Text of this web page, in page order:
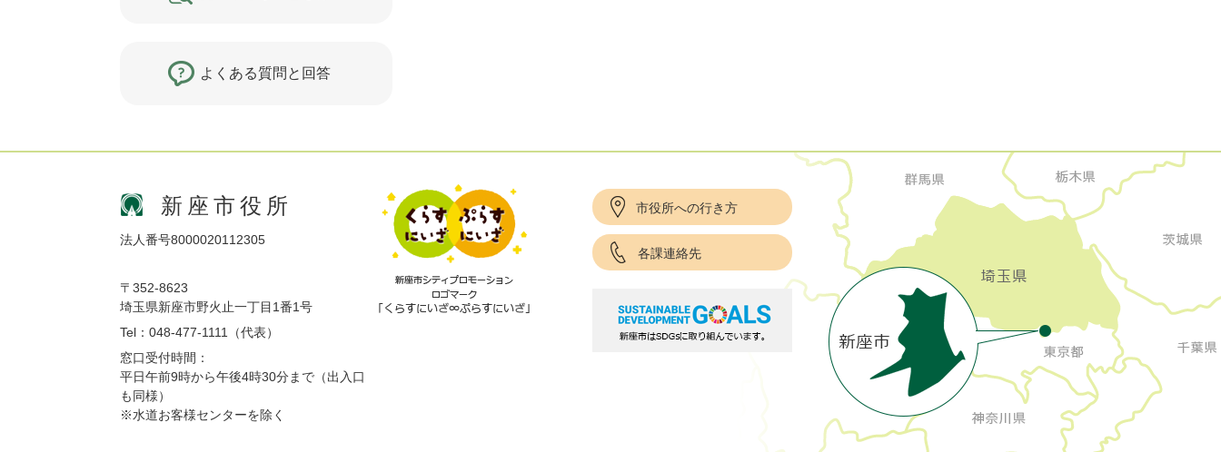
よくある質問と回答
新座市役所
法人番号8000020112305
〒352-8623
埼玉県新座市野火止一丁目1番1号
Tel：048-477-1111（代表）
窓口受付時間：
平日午前9時から午後4時30分まで（出入口
も同様）
※水道お客様センターを除く
市役所への行き方
各課連絡先